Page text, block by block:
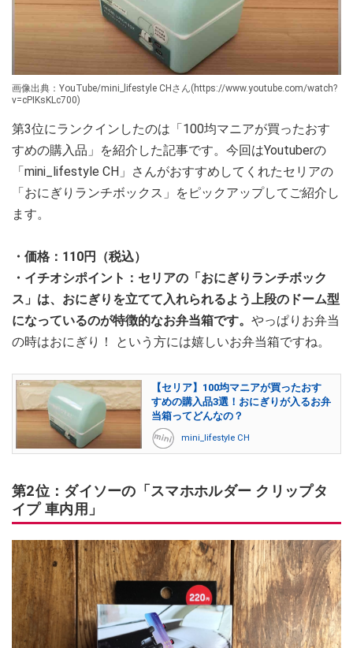
画像出典：YouTube/mini_lifestyle CHさん(https://www.youtube.com/watch?
v=cPIKsKLc700)
第3位にランクインしたのは「100均マニアが買ったおす
すめの購入品」を紹介した記事です。今回はYoutuberの
「mini_lifestyle CH」さんがおすすめしてくれたセリアの
「おにぎりランチボックス」をピックアップしてご紹介し
ます。
・価格：110円（税込）
・イチオシポイント：セリアの「おにぎりランチボック
ス」は、おにぎりを立てて入れられるよう上段のドーム型
になっているのが特徴的なお弁当箱です。 やっぱりお弁当
の時はおにぎり！ という方には嬉しいお弁当箱ですね。
【セリア】100均マニアが買ったおす
すめの購入品3選！おにぎりが入るお弁
当箱ってどんなの？
mini_lifestyle CH
第2位：ダイソーの「スマホホルダー クリップタ
イプ 車内用」